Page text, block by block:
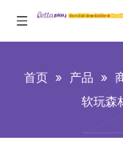
首页 » 产品 »
软玩森